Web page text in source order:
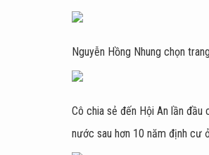
Nguyễn Hồng Nhung chọn
Cô chia sẻ đến Hội An lần
nước sau hơn 10 năm định cư